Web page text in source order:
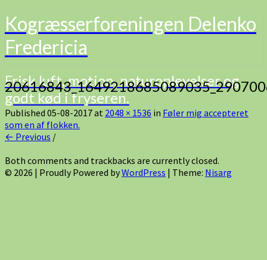
Kogræsserforeningen Delenko
Fredericia
Frisk luft, motion, naturoplevelser og
godt kød i fryseren.
Published 05-08-2017at 2048 × 1536 in Føler mig accepteret
som en af flokken.
← Previous /
Both comments and trackbacks are currently closed.
© 2026 | Proudly Powered byWordPress | Theme: Nisarg